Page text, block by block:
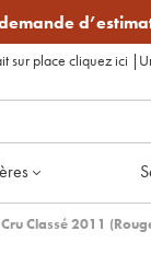
sur place cliquez ici |
Classé 2011